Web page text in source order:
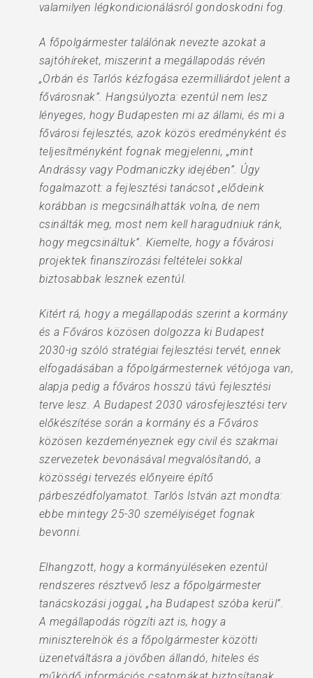
valamilyen légkondicionálásról gondoskodni fog.
A főpolgármester találónak nevezte azokat a
sajtóhíreket, miszerint a megállapodás révén
„Orbán és Tarlós kézfogása ezermilliárdot jelent a
fővárosnak”. Hangsúlyozta: ezentúl nem lesz
lényeges, hogy Budapesten mi az állami, és mi a
fővárosi fejlesztés, azok közös eredményként és
teljesítményként fognak megjelenni, „mint
Andrássy vagy Podmaniczky idejében”. Úgy
fogalmazott: a fejlesztési tanácsot „elődeink
korábban is megcsinálhatták volna, de nem
csinálták meg, most nem kell haragudniuk ránk,
hogy megcsináltuk”. Kiemelte, hogy a fővárosi
projektek finanszírozási feltételei sokkal
biztosabbak lesznek ezentúl.
Kitért rá, hogy a megállapodás szerint a kormány
és a Főváros közösen dolgozza ki Budapest
2030-ig szóló stratégiai fejlesztési tervét, ennek
elfogadásában a főpolgármesternek vétójoga van,
alapja pedig a főváros hosszú távú fejlesztési
terve lesz. A Budapest 2030 városfejlesztési terv
előkészítése során a kormány és a Főváros
közösen kezdeményeznek egy civil és szakmai
szervezetek bevonásával megvalósítandó, a
közösségi tervezés előnyeire építő
párbeszédfolyamatot. Tarlós István azt mondta:
ebbe mintegy 25-30 személyiséget fognak
bevonni.
Elhangzott, hogy a kormányüléseken ezentúl
rendszeres résztvevő lesz a főpolgármester
tanácskozási joggal, „ha Budapest szóba kerül”.
A megállapodás rögzíti azt is, hogy a
miniszterelnök és a főpolgármester közötti
üzenetváltásra a jövőben állandó, hiteles és